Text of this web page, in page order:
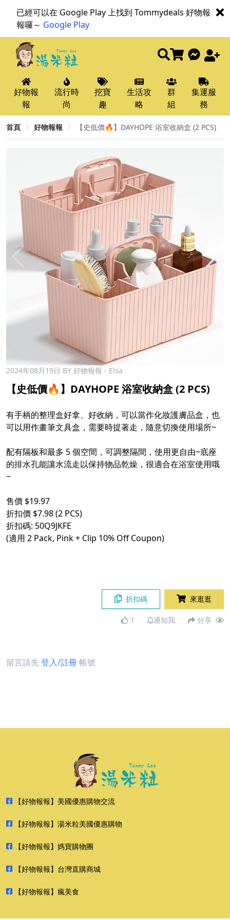
已經可以在 Google Play 上找到 Tommydeals 好物報
報囉～ Google Play
好物報
報
流行時
尚
挖寶
趣
生活攻
略
群
組
集運服
務
首頁 好物報報 【史低價🔥】DAYHOPE 浴室收納盒 (2 PCS)
2024年08月19日 BY 好物報報 - Elsa
【史低價🔥】DAYHOPE 浴室收納盒 (2 PCS)
有手柄的整理盒好拿、好收納，可以當作化妝護膚品盒，也
可以用作畫筆文具盒，需要時提著走，隨意切換使用場所~
配有隔板和最多 5 個空間，可調整隔間，使用更自由~底座
的排水孔能讓水流走以保持物品乾燥，很適合在浴室使用哦
~
售價 $19.97
折扣價 $7.98 (2 PCS)
折扣碼: 50Q9JKFE
(適用 2 Pack, Pink + Clip 10% Off Coupon)
折扣碼 來逛逛
1 通知我 分享
留言請先登入/註冊帳號
【好物報報】美國優惠購物交流
【好物報報】湯米粒美國優惠購物
【好物報報】媽寶購物團
【好物報報】台灣直購商城
【好物報報】瘋美食